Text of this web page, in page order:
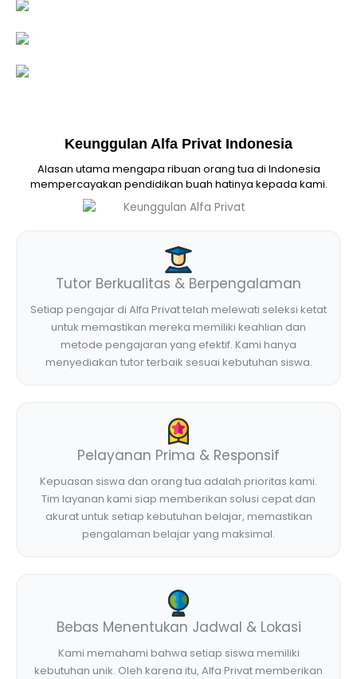
Keunggulan Alfa Privat Indonesia
Alasan utama mengapa ribuan orang tua di Indonesia
mempercayakan pendidikan buah hatinya kepada kami.
Tutor Berkualitas & Berpengalaman
Setiap pengajar di Alfa Privat telah melewati seleksi ketat
untuk memastikan mereka memiliki keahlian dan
metode pengajaran yang efektif. Kami hanya
menyediakan tutor terbaik sesuai kebutuhan siswa.
Pelayanan Prima & Responsif
Kepuasan siswa dan orang tua adalah prioritas kami.
Tim layanan kami siap memberikan solusi cepat dan
akurat untuk setiap kebutuhan belajar, memastikan
pengalaman belajar yang maksimal.
Bebas Menentukan Jadwal & Lokasi
Kami memahami bahwa setiap siswa memiliki
kebutuhan unik. Oleh karena itu, Alfa Privat memberikan